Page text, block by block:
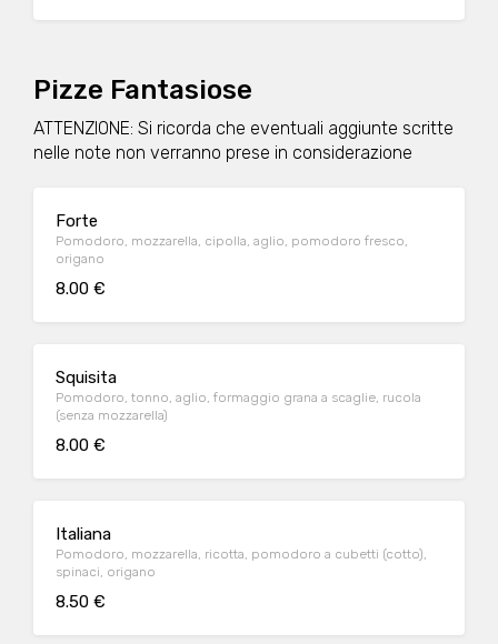
Pizze Fantasiose
ATTENZIONE: Si ricorda che eventuali aggiunte scritte
nelle note non verranno prese in considerazione
Forte
Pomodoro, mozzarella, cipolla, aglio, pomodoro fresco,
origano
8.00 €
Squisita
Pomodoro, tonno, aglio, formaggio grana a scaglie, rucola
(senza mozzarella)
8.00 €
Italiana
Pomodoro, mozzarella, ricotta, pomodoro a cubetti (cotto),
spinaci, origano
8.50 €